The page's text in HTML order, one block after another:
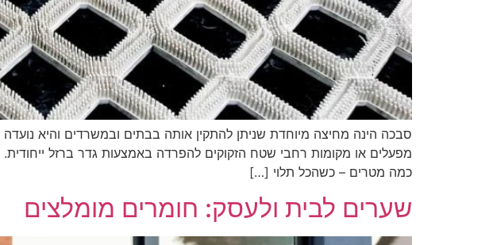
סבכה הינה מחיצה מיוחדת שניתן להתקין אותה בבתים ובמשרדים והיא
מפעלים או מקומות רחבי שטח הזקוקים להפרדה באמצעות גדר ברזל ייחודית.
כמה מטרים – כשהכל תלוי […]
שערים לבית ולעסק: חומרים מומלצים